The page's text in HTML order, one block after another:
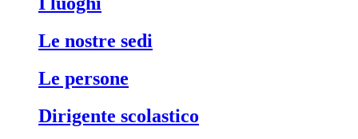
le nostre sedi
le persone
dirigente scolastico